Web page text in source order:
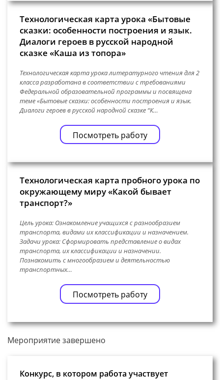
Технологическая карта урока «Бытовые
сказки: особенности построения и язык.
Диалоги героев в русской народной
сказке «Каша из топора»
Технологическая карта урока литературного чтения для 2
класса разработана в соответствии с требованиями
Федеральной образовательной программы и посвящена
теме «Бытовые сказки: особенности построения и язык.
Диалоги героев в русской народной сказке “К…
Посмотреть работу
Технологическая карта пробного урока по
окружающему миру «Какой бывает
транспорт?»
Цель урока: Ознакомление учащихся с разнообразием
транспорта, видами их классификации и назначением.
Задачи урока: Сформировать представление о видах
транспорта, их классификации и назначении.
Познакомить с многообразием и деятельностью
транспортных…
Посмотреть работу
Мероприятие завершено
Конкурс, в котором работа участвует